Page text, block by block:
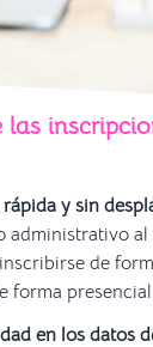
las
y sin
administrativo
de
forma
en los datos